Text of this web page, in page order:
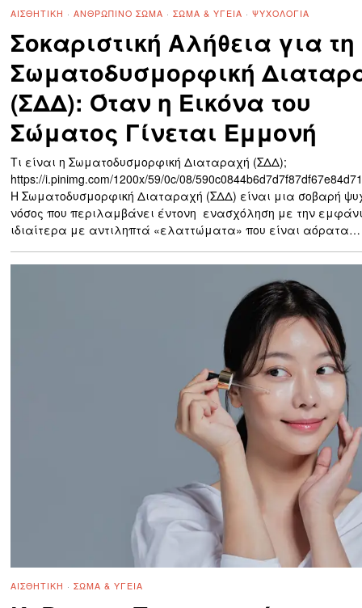
ΑΙΣΘΗΤΙΚΉ · ΑΝΘΡΏΠΙΝΟ ΣΏΜΑ · ΣΏΜΑ & ΥΓΕΊΑ · ΨΥΧΟΛΟΓΊΑ
Σοκαριστική Αλήθεια για τη
Σωματοδυσμορφική
(ΣΔΔ): Όταν η Εικόνα του
Σώματος Γίνεται Εμμονή
Τι είναι η Σωματοδυσμορφική Διαταραχή (ΣΔΔ);
https://i.pinimg.com/1200x/59/0c/08/
Η Σωματοδυσμορφική Διαταραχή (ΣΔΔ) είναι μια σοβαρή
νόσος που περιλαμβάνει έντονη ενασχόληση με την
ιδιαίτερα με αντιληπτά «ελαττώματα» που είναι αόρατα…
ΑΙΣΘΗΤΙΚΉ · ΣΏΜΑ & ΥΓΕΊΑ